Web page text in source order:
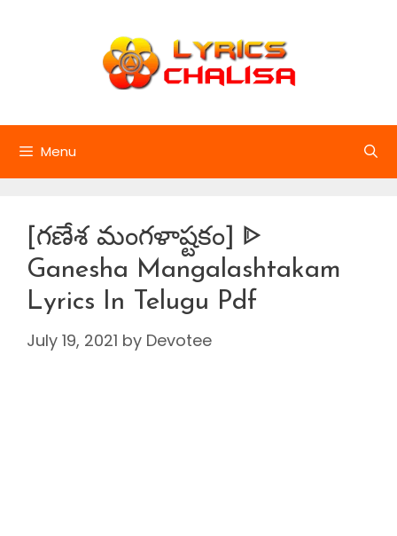
Menu
[గణేశ మంగళాష్టకం] ᐈ
Ganesha Mangalashtakam
Lyrics In Telugu Pdf
July 19, 2021 by Devotee